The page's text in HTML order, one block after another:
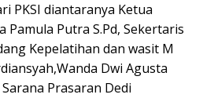
PKSI diantaranya Ketua
Putra S.Pd, Sekertaris
Kepelatihan dan wasit M
Dwi Agusta
Sarana Prasaran Dedi